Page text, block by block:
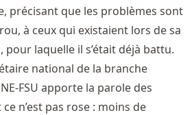
précisant que les problèmes sont
à ceux qui existaient lors de sa
pour laquelle il s’était déjà battu.
national de la branche
FSU apporte la parole des
n’est pas rose : moins de